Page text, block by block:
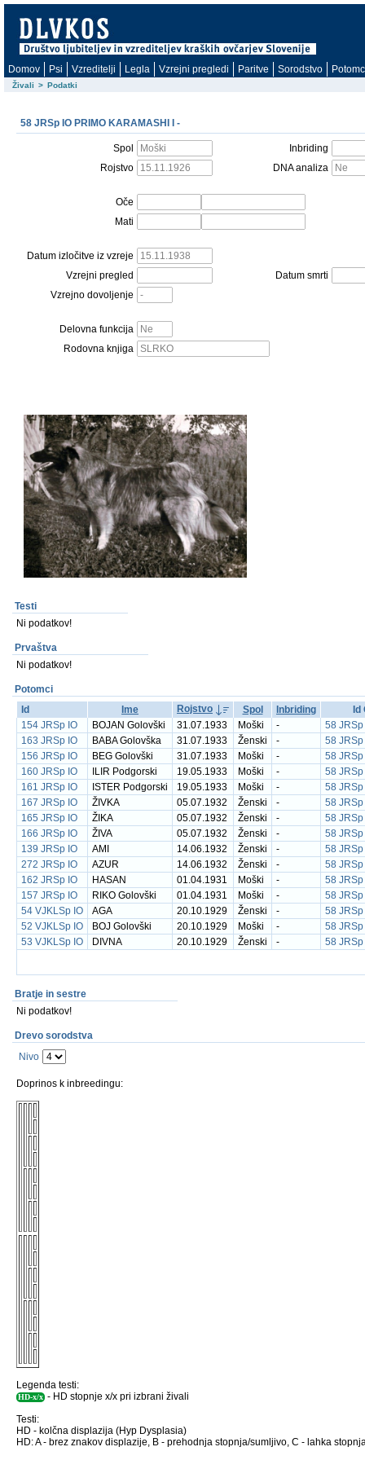
Domov Psi Vzreditelji Legla Vzrejni pregledi Paritve Sorodstvo
Živali > Podatki
58 JRSp IO PRIMO KARAMASHI I -
Spol
Inbriding
Rojstvo
DNA analiza
Oče
Mati
Datum izločitve iz vzreje
Vzrejni pregled
Datum smrti
Vzrejno dovoljenje
Delovna funkcija
Rodovna knjiga
Testi
Ni podatkov!
Prvaštva
Ni podatkov!
Potomci
Id
Ime Rojstvo Spol Inbriding
Id
154 JRSp IO
BOJAN Golovški 31.07.1933 Moški -
58 JRSp
163 JRSp IO
BABA Golovška 31.07.1933 Ženski -
58 JRSp
156 JRSp IO
BEG Golovški 31.07.1933 Moški -
58 JRSp
160 JRSp IO
ILIR Podgorski 19.05.1933 Moški -
58 JRSp
161 JRSp IO
ISTER Podgorski 19.05.1933 Moški -
58 JRSp
167 JRSp IO
ŽIVKA 05.07.1932 Ženski -
58 JRSp
165 JRSp IO
ŽIKA 05.07.1932 Ženski -
58 JRSp
166 JRSp IO
ŽIVA 05.07.1932 Ženski -
58 JRSp
139 JRSp IO
AMI 14.06.1932 Ženski -
58 JRSp
272 JRSp IO
AZUR 14.06.1932 Ženski -
58 JRSp
162 JRSp IO
HASAN 01.04.1931 Moški -
58 JRSp
157 JRSp IO
RIKO Golovški 01.04.1931 Moški -
58 JRSp
54 VJKLSp IO
AGA 20.10.1929 Ženski -
58 JRSp
52 VJKLSp IO
BOJ Golovški 20.10.1929 Moški -
58 JRSp
53 VJKLSp IO
DIVNA 20.10.1929 Ženski - 58 JRSp
Bratje in sestre
Ni podatkov!
Drevo sorodstva
Nivo
Doprinos k inbreedingu:
Legenda testi:
HD-x/x - HD stopnje x/x pri izbrani živali
Testi:
HD - kolčna displazija (Hyp Dysplasia)
HD: A - brez znakov displazije, B - prehodnja stopnja/sumljivo, C - lahka